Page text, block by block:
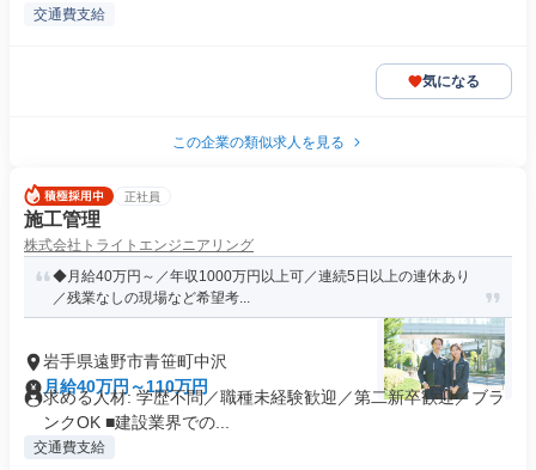
交通費支給
気になる
この企業の類似求人を見る
正社員
施工管理
株式会社トライトエンジニアリング
◆月給40万円～／年収1000万円以上可／連続5日以上の連休あり
／残業なしの現場など希望考...
岩手県遠野市青笹町中沢
月給40万円～110万円
求める人材: 学歴不問／職種未経験歓迎／第二新卒歓迎／ブラ
ンクOK ■建設業界での...
交通費支給